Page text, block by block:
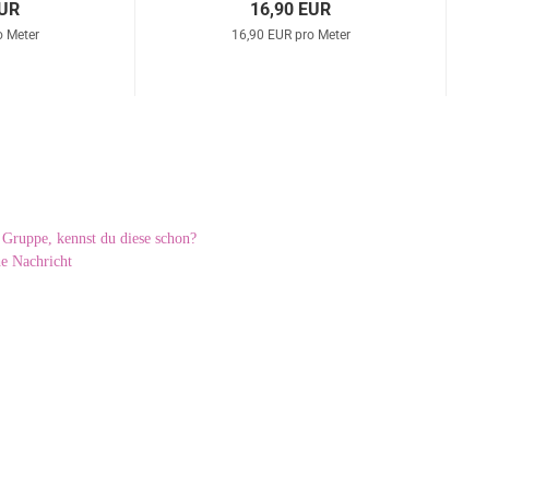
Meter
16,90 EUR
16,90 EUR pro Meter
kennst du diese schon?
Nachricht